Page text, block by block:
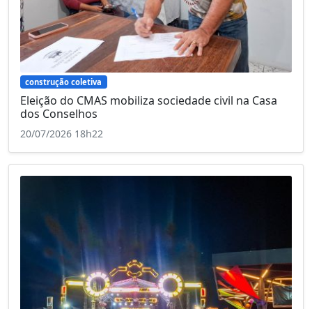
construção coletiva
Eleição do CMAS mobiliza sociedade civil na Casa
dos Conselhos
20/07/2026 18h22